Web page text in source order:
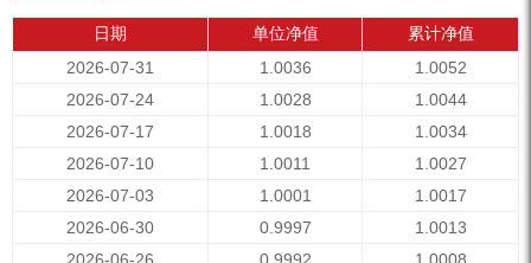
日期 单位净值
累计净值
2026-07-31
1.0036
1.0052
2026-07-24
1.0028
1.0044
2026-07-17
1.0018
1.0034
2026-07-10
1.0011
1.0027
2026-07-03
1.0001
1.0017
2026-06-30
0.9997
1.0013